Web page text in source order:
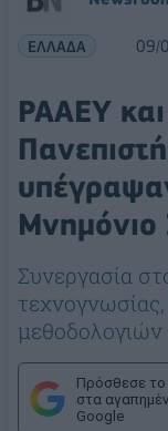
ΕΛΛΑΔΑ 09/
ΡΑΑΕΥ
Μνημόνιο
Συνεργασία
μεθοδολογιών
Πρόσθεσε το
στα
Google